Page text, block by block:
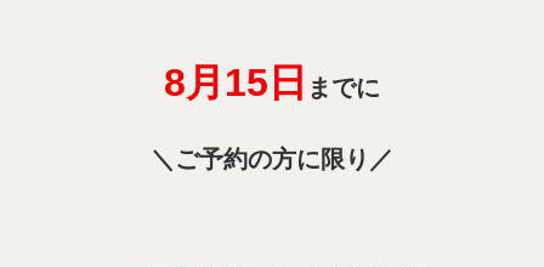
8月15 日 までに
＼ご予約の方に限り／